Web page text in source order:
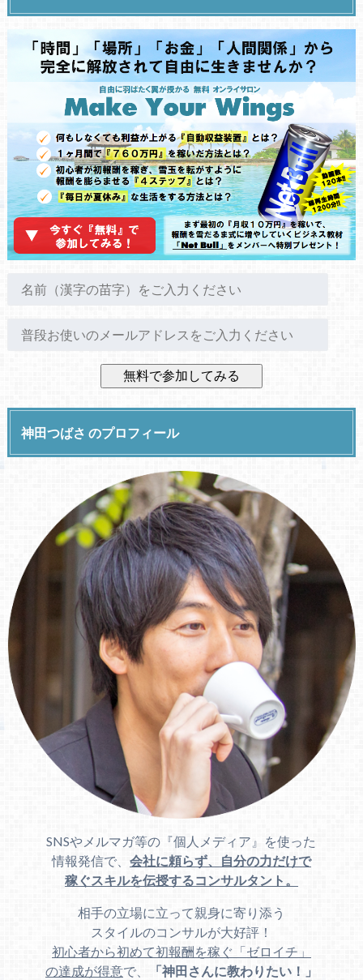
神田つばさ のプロフィール
SNSやメルマガ等の『個人メディア』を使った
情報発信で、 会社に頼らず、自分の力だけで
稼ぐスキルを伝授するコンサルタント。
相手の立場に立って親身に寄り添う
スタイルのコンサルが大好評！
初心者から初めて初報酬を稼ぐ「ゼロイチ」
の達成が得意で、 「神田さんに教わりたい！」